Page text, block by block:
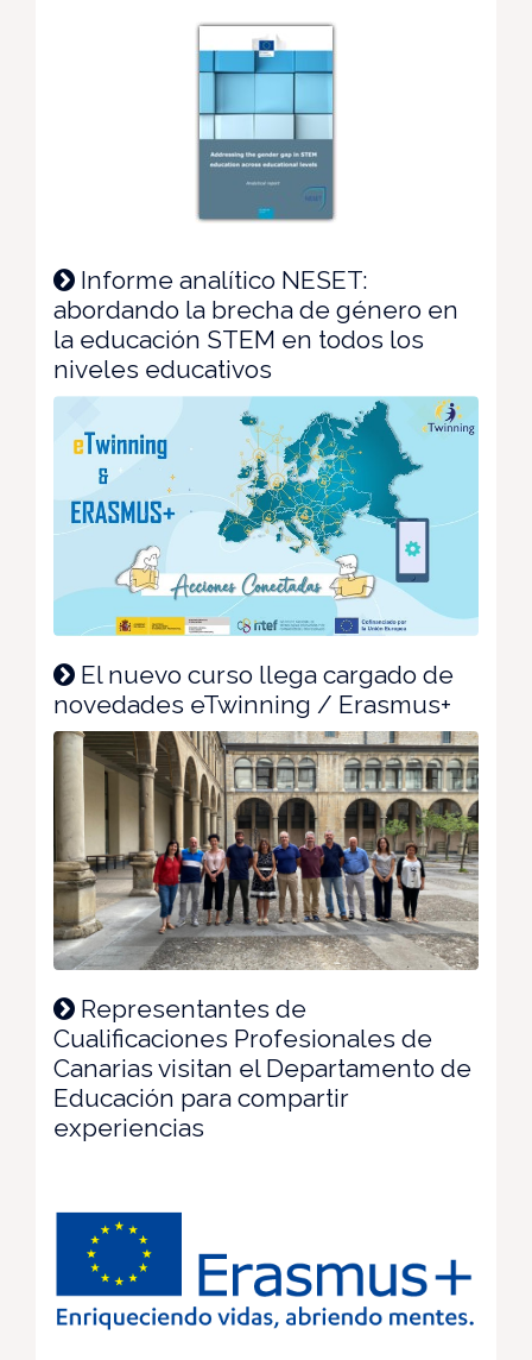
Informe analítico NESET:
abordando la brecha de género en
la educación STEM en todos los
niveles educativos
El nuevo curso llega cargado de
novedades eTwinning / Erasmus+
Representantes de
Cualificaciones Profesionales de
Canarias visitan el Departamento de
Educación para compartir
experiencias